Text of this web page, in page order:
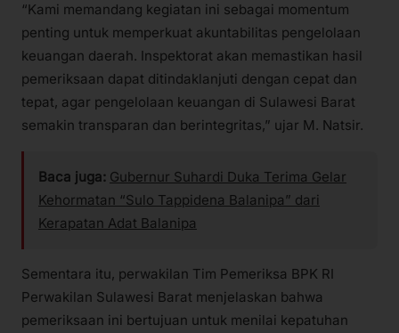
“Kami memandang kegiatan ini sebagai momentum
penting untuk memperkuat akuntabilitas pengelolaan
keuangan daerah. Inspektorat akan memastikan hasil
pemeriksaan dapat ditindaklanjuti dengan cepat dan
tepat, agar pengelolaan keuangan di Sulawesi Barat
semakin transparan dan berintegritas,” ujar M. Natsir.
Baca juga: Gubernur Suhardi Duka Terima Gelar
Kehormatan “Sulo Tappidena Balanipa” dari
Kerapatan Adat Balanipa
Sementara itu, perwakilan Tim Pemeriksa BPK RI
Perwakilan Sulawesi Barat menjelaskan bahwa
pemeriksaan ini bertujuan untuk menilai kepatuhan